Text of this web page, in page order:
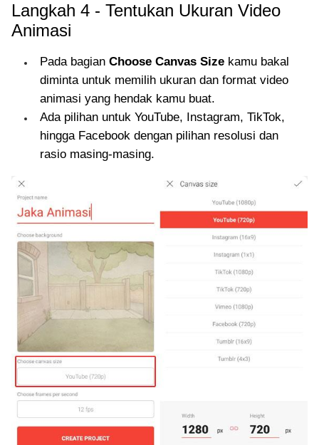
Langkah 4 - Tentukan Ukuran Video
Animasi
Pada bagian Choose Canvas Size kamu bakal
diminta untuk memilih ukuran dan format video
animasi yang hendak kamu buat.
Ada pilihan untuk YouTube, Instagram, TikTok,
hingga Facebook dengan pilihan resolusi dan
rasio masing-masing.